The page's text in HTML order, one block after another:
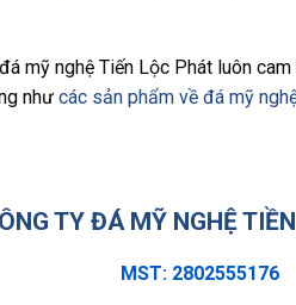
mỹ nghệ Tiến Lộc Phát luôn
như các sản phẩm về đá mỹ
TY ĐÁ MỸ NGHỆ
MST: 2802555176